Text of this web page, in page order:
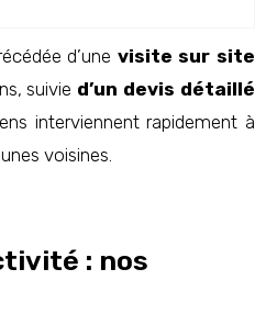
d’une visite sur site
suivie d’un devis détaillé
interviennent rapidement à
voisines.
: nos